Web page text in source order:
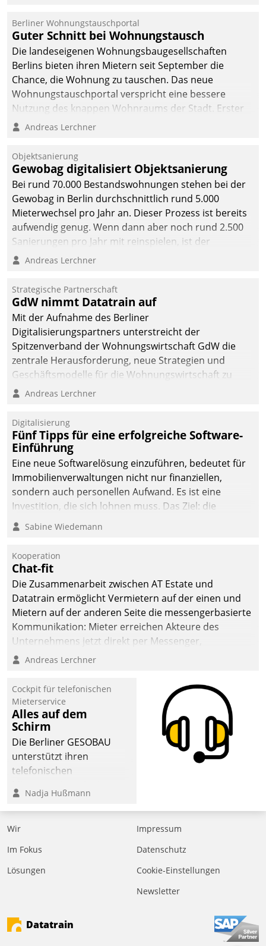
Berliner Wohnungstauschportal
Guter Schnitt bei Wohnungstausch
Die landeseigenen Wohnungsbaugesellschaften
Berlins bieten ihren Mietern seit September die
Chance, die Wohnung zu tauschen. Das neue
Wohnungstauschportal verspricht eine bessere
Nutzung des knappen Wohnraums der Stadt. Erster
Anwendungsfall für Datatrains Lösung API-Hub mit
Unternehmen.
Andreas Lerchner
Objektsanierung
Gewobag digitalisiert Objektsanierung
Bei rund 70.000 Bestandswohnungen stehen bei der
Gewobag in Berlin durchschnittlich rund 5.000
Mieterwechsel pro Jahr an. Dieser Prozess ist bereits
aufwendig genug. Wenn dann aber noch rund 2.500
Sanierungen pro Jahr mit reinspielen, ist der
Betreuungs- und Organisationsaufwand immens. Im
kommunale Wohnungsbauunternehmen daher
gemeinsam mit der Berliner Datatrain GmbH den
Teilprozess der Objektsanierung digitalisiert.
Andreas Lerchner
Strategische Partnerschaft
GdW nimmt Datatrain auf
Mit der Aufnahme des Berliner
Digitalisierungspartners unterstreicht der
Spitzenverband der Wohnungswirtschaft GdW die
zentrale Herausforderung, neue Strategien und
Geschäftsmodelle für die Wohnungswirtschaft zu
entwickeln.
Andreas Lerchner
Digitalisierung
Fünf Tipps für eine erfolgreiche Software-
Einführung
Eine neue Softwarelösung einzuführen, bedeutet für
Immobilienverwaltungen nicht nur finanziellen,
sondern auch personellen Aufwand. Es ist eine
Investition, die sich lohnen muss. Das Ziel: die
nachhaltige Optimierung der Geschäftsabläufe. Damit
dieses Ziel erreicht wird, sollten einige Grundregeln
Sabine Wiedemann
Kooperation
Chat-fit
Die Zusammenarbeit zwischen AT Estate und
Datatrain ermöglicht Vermietern auf der einen und
Mietern auf der anderen Seite die messengerbasierte
Kommunikation: Mieter erreichen Akteure des
Unternehmens jetzt direkt per Messenger,
Mitarbeiter oder Dienstleister empfangen oder
Andreas Lerchner
Cockpit für telefonischen
Mieterservice
Alles auf dem
Schirm
Die Berliner GESOBAU
unterstützt ihren
telefonischen
digitalen Cockpit, das
situationsbezogen
passende Fragen und
Eine intuitive
Dialogführung ermöglicht
effizienter zu bearbeiten.
Nadja Hußmann
Wir
Im Fokus
Lösungen
Impressum
Datenschutz
Cookie-Einstellungen
Newsletter
Datatrain